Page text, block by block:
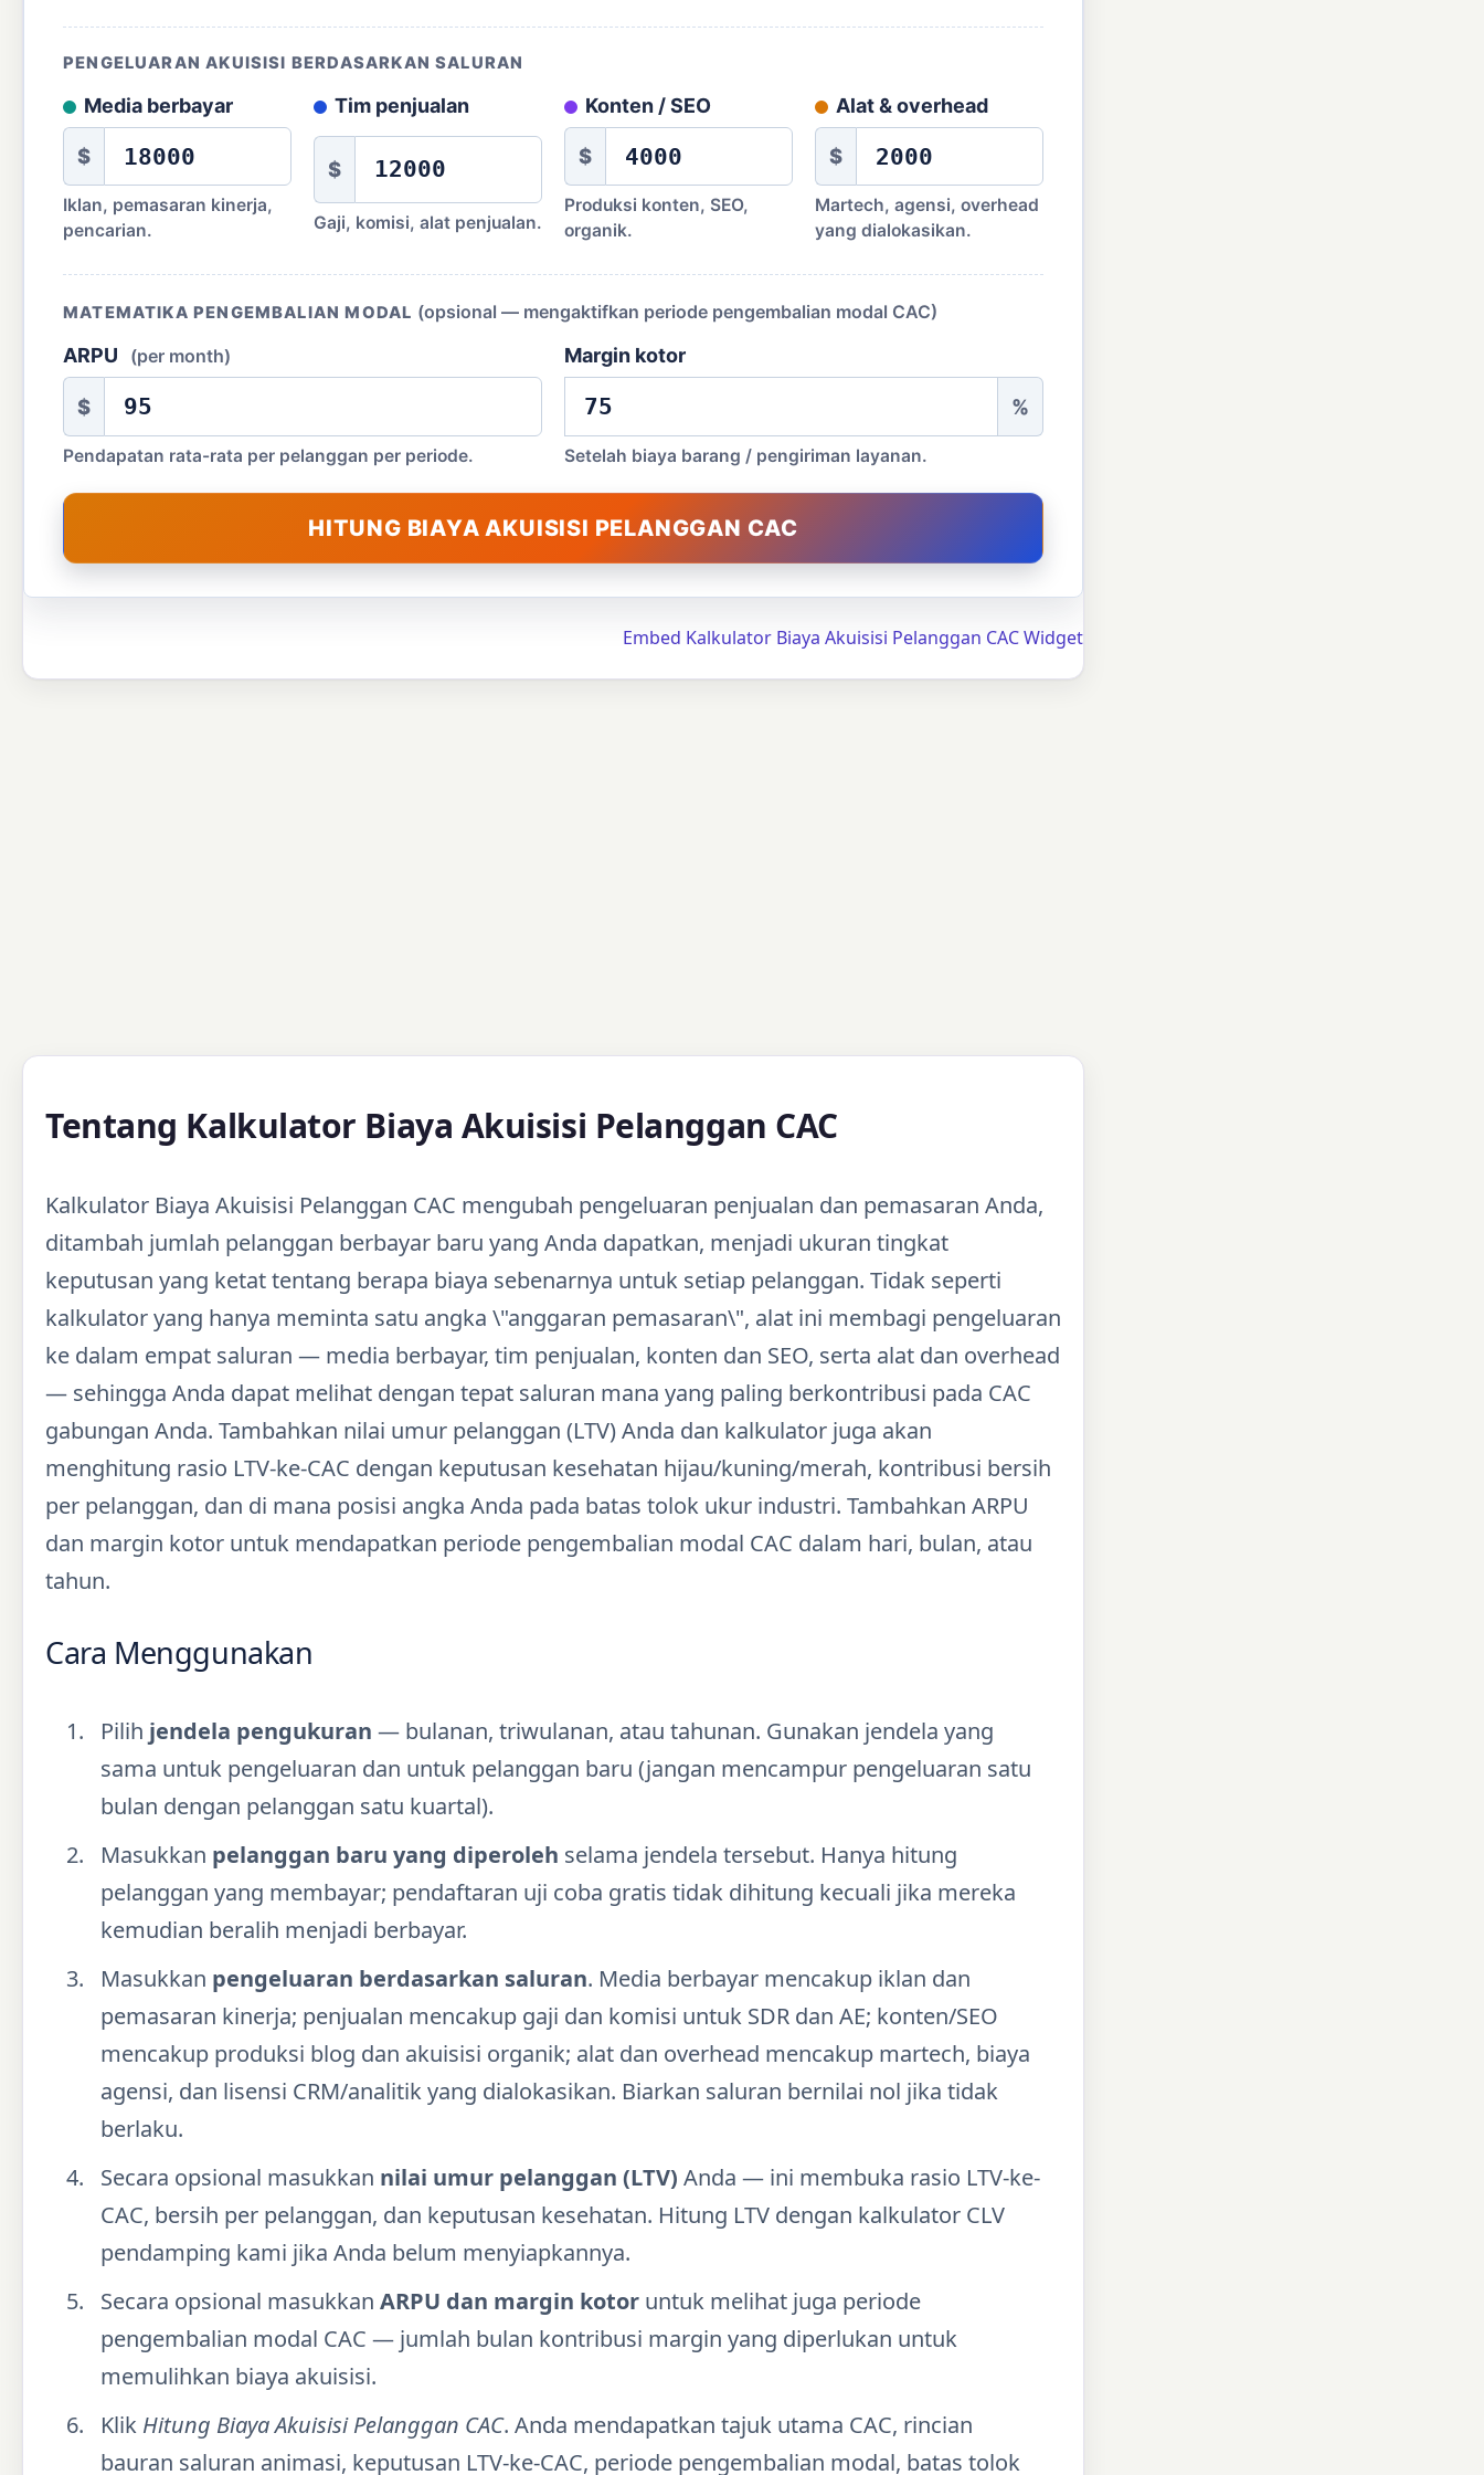
PENGELUARAN AKUISISI BERDASARKAN SALURAN
Media berbayar
$
Iklan, pemasaran kinerja,
pencarian.
Tim penjualan
$
Gaji, komisi, alat penjualan.
Konten / SEO
$
Produksi konten, SEO,
organik.
Alat & overhead
$
Martech, agensi, overhead
yang dialokasikan.
MATEMATIKA PENGEMBALIAN MODAL (opsional — mengaktifkan periode pengembalian modal CAC)
ARPU (per month)
$
Pendapatan rata-rata per pelanggan per periode.
Margin kotor
%
Setelah biaya barang / pengiriman layanan.
HITUNG BIAYA AKUISISI PELANGGAN CAC
Embed Kalkulator Biaya Akuisisi Pelanggan CAC Widget
Tentang Kalkulator Biaya Akuisisi Pelanggan CAC
Kalkulator Biaya Akuisisi Pelanggan CAC mengubah pengeluaran penjualan dan pemasaran Anda,
ditambah jumlah pelanggan berbayar baru yang Anda dapatkan, menjadi ukuran tingkat
keputusan yang ketat tentang berapa biaya sebenarnya untuk setiap pelanggan. Tidak seperti
kalkulator yang hanya meminta satu angka \"anggaran pemasaran\", alat ini membagi pengeluaran
ke dalam empat saluran — media berbayar, tim penjualan, konten dan SEO, serta alat dan overhead
— sehingga Anda dapat melihat dengan tepat saluran mana yang paling berkontribusi pada CAC
gabungan Anda. Tambahkan nilai umur pelanggan (LTV) Anda dan kalkulator juga akan
menghitung rasio LTV-ke-CAC dengan keputusan kesehatan hijau/kuning/merah, kontribusi bersih
per pelanggan, dan di mana posisi angka Anda pada batas tolok ukur industri. Tambahkan ARPU
dan margin kotor untuk mendapatkan periode pengembalian modal CAC dalam hari, bulan, atau
tahun.
Cara Menggunakan
Pilih jendela pengukuran — bulanan, triwulanan, atau tahunan. Gunakan jendela yang
sama untuk pengeluaran dan untuk pelanggan baru (jangan mencampur pengeluaran satu
bulan dengan pelanggan satu kuartal).
Masukkan pelanggan baru yang diperoleh selama jendela tersebut. Hanya hitung
pelanggan yang membayar; pendaftaran uji coba gratis tidak dihitung kecuali jika mereka
kemudian beralih menjadi berbayar.
Masukkan pengeluaran berdasarkan saluran. Media berbayar mencakup iklan dan
pemasaran kinerja; penjualan mencakup gaji dan komisi untuk SDR dan AE; konten/SEO
mencakup produksi blog dan akuisisi organik; alat dan overhead mencakup martech, biaya
agensi, dan lisensi CRM/analitik yang dialokasikan. Biarkan saluran bernilai nol jika tidak
berlaku.
Secara opsional masukkan nilai umur pelanggan (LTV) Anda — ini membuka rasio LTV-ke-
CAC, bersih per pelanggan, dan keputusan kesehatan. Hitung LTV dengan kalkulator CLV
pendamping kami jika Anda belum menyiapkannya.
Secara opsional masukkan ARPU dan margin kotor untuk melihat juga periode
pengembalian modal CAC — jumlah bulan kontribusi margin yang diperlukan untuk
memulihkan biaya akuisisi.
Klik Hitung Biaya Akuisisi Pelanggan CAC. Anda mendapatkan tajuk utama CAC, rincian
bauran saluran animasi, keputusan LTV-ke-CAC, periode pengembalian modal, batas tolok